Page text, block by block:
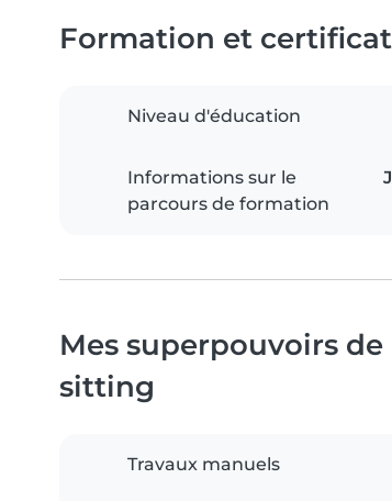
Formation et
Niveau d'éducation
Informations sur le
parcours de formation
Mes superpouvoirs de
sitting
Travaux manuels